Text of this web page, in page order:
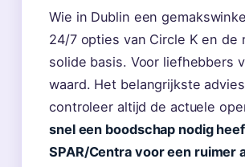
Wie in Dublin een
24/7 opties van Circle K en de
solide basis. Voor liefhebbers
waard. Het belangrijkste
controleer altijd de actuele
snel een boodschap nodig
SPAR/Centra voor een ruimer